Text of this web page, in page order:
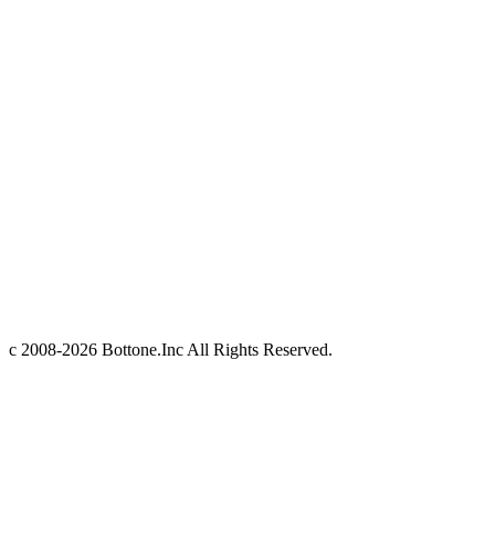
c 2008-2026 Bottone.Inc All Rights Reserved.